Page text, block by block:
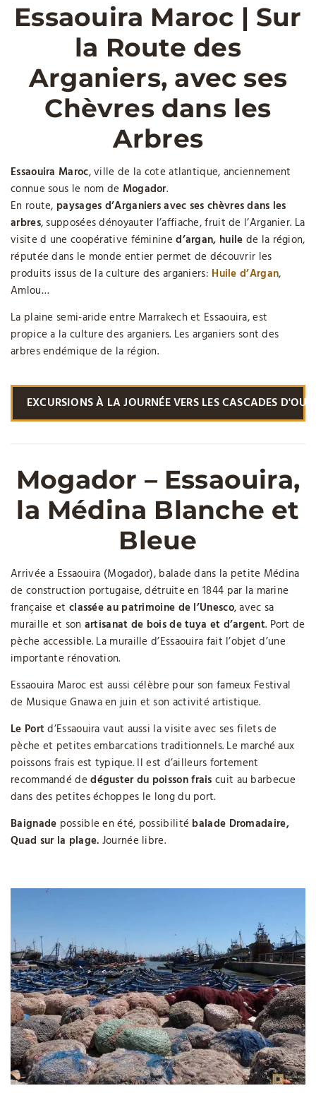
Essaouira Maroc | Sur
la Route des
Arganiers, avec ses
Chèvres dans les
Arbres
Essaouira Maroc, ville de la cote atlantique, anciennement
connue sous le nom de Mogador.
En route, paysages d’Arganiers avec ses chèvres dans les
arbres, supposées dénoyauter l’affiache, fruit de l’Arganier. La
visite d une coopérative féminined’argan, huile de la région,
réputée dans le monde entier permet de découvrir les
produits issus de la culture des arganiers: Huile d’Argan,
Amlou…
La plaine semi-aride entre Marrakech et Essaouira, est
propice a la culture des arganiers. Les arganiers sont des
arbres endémique de la région.
EXCURSIONS À LA JOURNÉE VERS LES CASCADES
Mogador – Essaouira,
la Médina Blanche et
Bleue
Arrivée a Essaouira (Mogador), balade dans la petite Médina
de construction portugaise, détruite en 1844 par la marine
française et classée au patrimoine de l’Unesco, avec sa
muraille et son artisanat de bois de tuya et d’argent. Port de
pèche accessible. La muraille d’Essaouira fait l’objet d’une
importante rénovation.
Essaouira Maroc est aussi célèbre pour son fameux Festival
de Musique Gnawa en juin et son activité artistique.
Le Portd’Essaouira vaut aussi la visite avec ses filets de
pèche et petites embarcations traditionnels. Le marché aux
poissons frais est typique. Il est d’ailleurs fortement
recommandé dedéguster du poisson frais cuit au barbecue
dans des petites échoppes le long du port.
Baignade possible en été, possibilité balade Dromadaire,
Quad sur la plage. Journée libre.